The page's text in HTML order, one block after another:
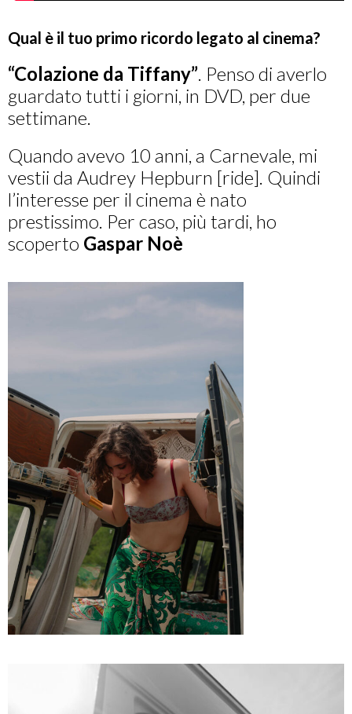
Qual è il tuo primo ricordo legato al cinema?
“Colazione da Tiffany” . Penso di averlo
guardato tutti i giorni, in DVD, per due
settimane.
Quando avevo 10 anni, a Carnevale, mi
vestii da Audrey Hepburn [ride]. Quindi
l’interesse per il cinema è nato
prestissimo. Per caso, più tardi, ho
scoperto Gaspar Noè